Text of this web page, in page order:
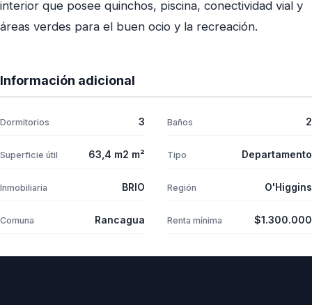
interior que posee quinchos, piscina, conectividad vial y
áreas verdes para el buen ocio y la recreación.
Información adicional
Dormitorios 3 Baños 2
Superficie útil 63,4 m2 m² Tipo Departamento
Inmobiliaria BRIO Región O'Higgins
Comuna Rancagua Renta mínima $1.300.000